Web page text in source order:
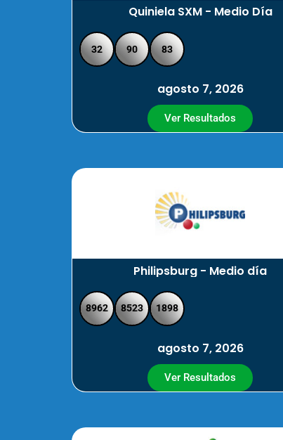
Quiniela SXM - Medio Día
32 90 83
agosto 7, 2026
Ver Resultados
Philipsburg - Medio día
8962 8523 1898
agosto 7, 2026
Ver Resultados